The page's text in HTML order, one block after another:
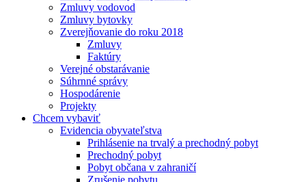
Zmluvy vodovod
Zmluvy bytovky
Zverejňovanie do roku 2018
Zmluvy
Faktúry
Verejné obstarávanie
Súhrnné správy
Hospodárenie
Projekty
Chcem vybaviť
Evidencia obyvateľstva
Prihlásenie na trvalý a prechodný pobyt
Prechodný pobyt
Pobyt občana v zahraničí
Zrušenie pobytu